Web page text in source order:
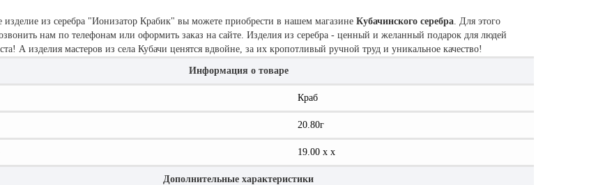
изделие из серебра "Ионизатор Крабик" вы можете приобрести в нашем магазине Кубачинского серебра. Для этого
нам по телефонам или оформить заказ на сайте. Изделия из серебра - ценный и желанный подарок для людей
А изделия мастеров из села Кубачи ценятся вдвойне, за их кропотливый ручной труд и уникальное качество!
Информация о товаре
Краб
20.80г
19.00 x x
Дополнительные характеристики